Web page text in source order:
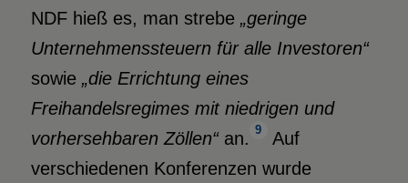
NDF hieß es, man strebe „geringe
Unternehmenssteuern für alle Investoren“
sowie „die Errichtung eines
Freihandelsregimes mit niedrigen und
vorhersehbaren Zöllen“ an. 9
Auf
verschiedenen Konferenzen wurde